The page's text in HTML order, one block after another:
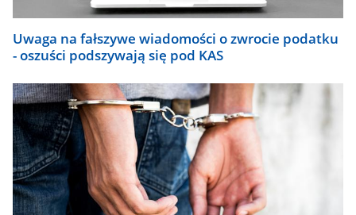
Uwaga na fałszywe wiadomości o zwrocie podatku
- oszuści podszywają się pod KAS